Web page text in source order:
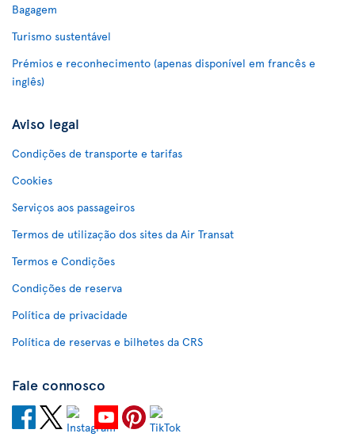
Bagagem
Turismo sustentável
Prémios e reconhecimento (apenas disponível em francês e
inglês)
Aviso legal
Condições de transporte e tarifas
Cookies
Serviços aos passageiros
Termos de utilização dos sites da Air Transat
Termos e Condições
Condições de reserva
Política de privacidade
Política de reservas e bilhetes da CRS
Fale connosco